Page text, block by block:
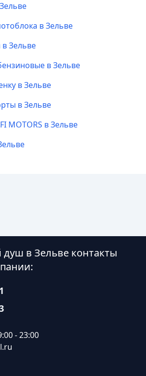
в Зельве
Зельве
в Зельве
в Зельве
в Зельве
MOTORS в Зельве
душ в Зельве контакты
- 23:00